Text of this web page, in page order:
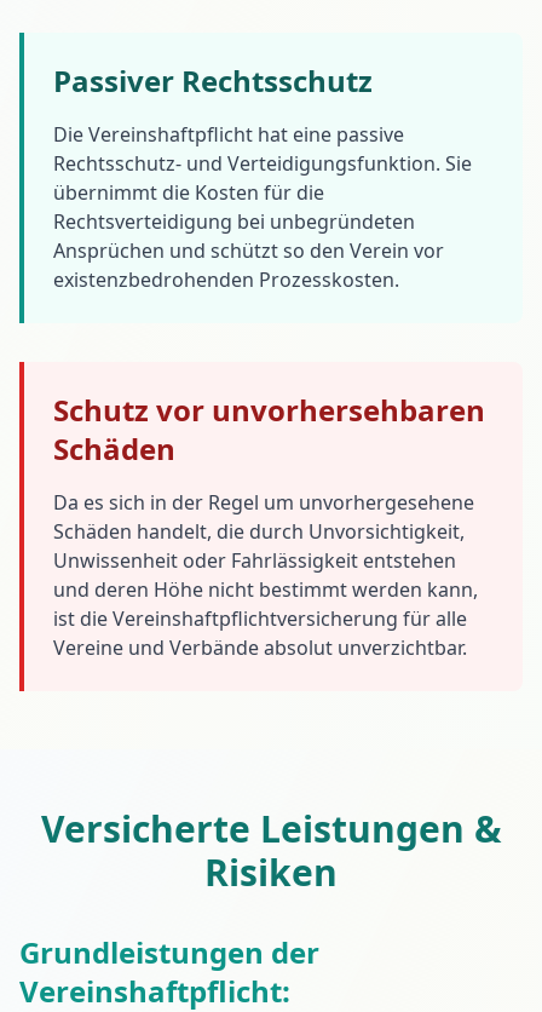
Passiver Rechtsschutz
Die Vereinshaftpflicht hat eine passive
Rechtsschutz- und Verteidigungsfunktion. Sie
übernimmt die Kosten für die
Rechtsverteidigung bei unbegründeten
Ansprüchen und schützt so den Verein vor
existenzbedrohenden Prozesskosten.
Schutz vor unvorhersehbaren
Schäden
Da es sich in der Regel um unvorhergesehene
Schäden handelt, die durch Unvorsichtigkeit,
Unwissenheit oder Fahrlässigkeit entstehen
und deren Höhe nicht bestimmt werden kann,
ist die Vereinshaftpflichtversicherung für alle
Vereine und Verbände absolut unverzichtbar.
Versicherte Leistungen &
Risiken
Grundleistungen der
Vereinshaftpflicht: